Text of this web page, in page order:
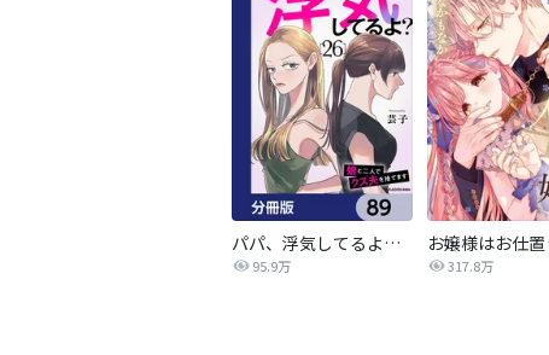
パパ、浮気してるよ？娘と二人でクズ夫を捨てます【分冊版】
95.9万 317.8万